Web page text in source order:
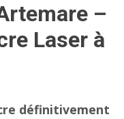
–
Laser à
définitivement